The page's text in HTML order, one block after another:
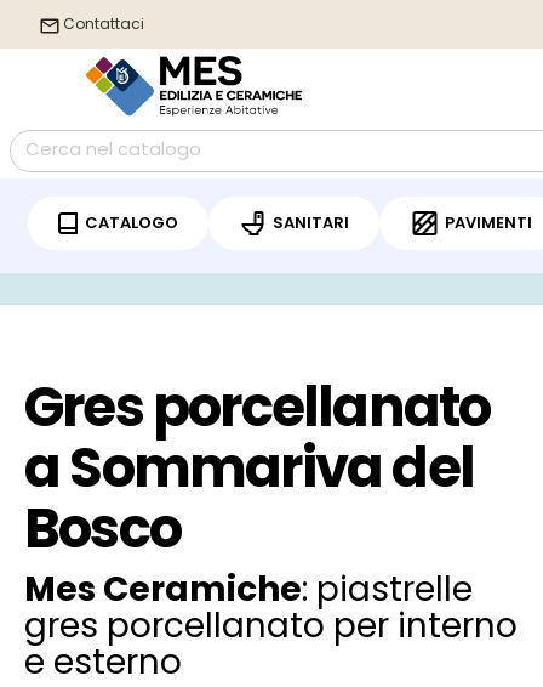
Contattaci
CATALOGO SANITARI PAVIMENTI
Gres porcellanato
a Sommariva del
Bosco
Mes Ceramiche: piastrelle
gres porcellanato per interno
e esterno